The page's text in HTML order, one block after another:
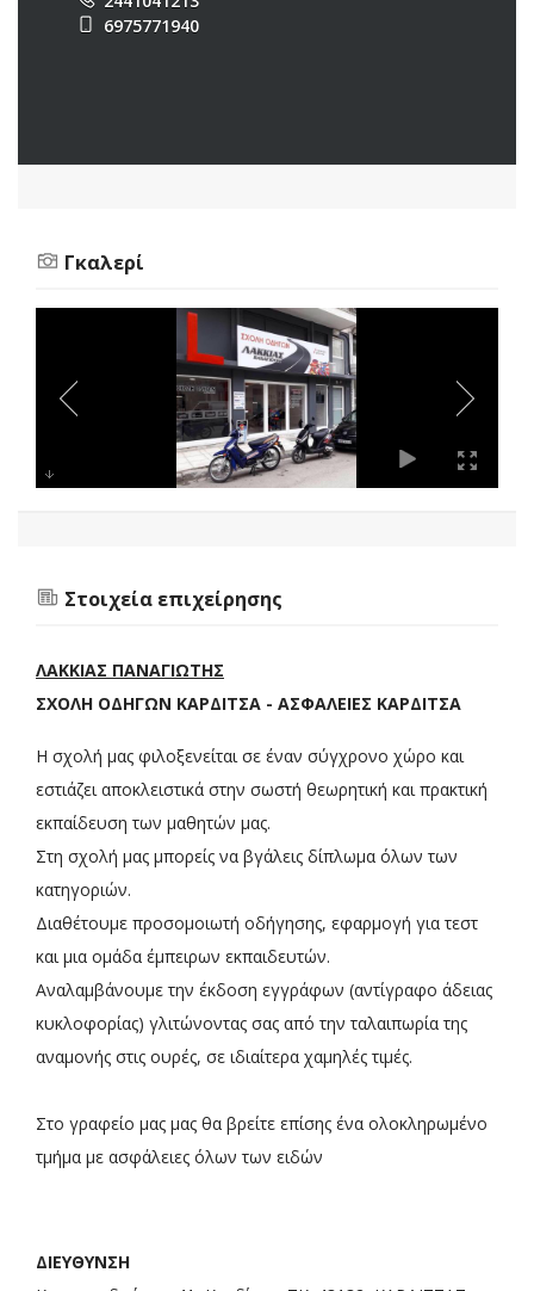
6975771940
Γκαλερί
Στοιχεία επιχείρησης
ΛΑΚΚΙΑΣ ΠΑΝΑΓΙΩΤΗΣ
ΣΧΟΛΗ ΟΔΗΓΩΝ ΚΑΡΔΙΤΣΑ - ΑΣΦΑΛΕΙΕΣ ΚΑΡΔΙΤΣΑ
Η σχολή μας φιλοξενείται σε έναν σύγχρονο χώρο και
εστιάζει αποκλειστικά στην σωστή θεωρητική και πρακτική
εκπαίδευση των μαθητών μας.
Στη σχολή μας μπορείς να βγάλεις δίπλωμα όλων των
κατηγοριών.
Διαθέτουμε προσομοιωτή οδήγησης, εφαρμογή για τεστ
και μια ομάδα έμπειρων εκπαιδευτών.
Αναλαμβάνουμε την έκδοση εγγράφων (αντίγραφο άδειας
κυκλοφορίας) γλιτώνοντας σας από την ταλαιπωρία της
αναμονής στις ουρές, σε ιδιαίτερα χαμηλές τιμές.
Στο γραφείο μας μας θα βρείτε επίσης ένα ολοκληρωμένο
τμήμα με ασφάλειες όλων των ειδών
ΔΙΕΥΘΥΝΣΗ